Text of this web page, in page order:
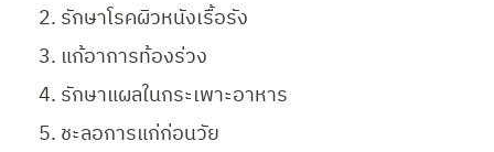
รักษาโรคผิวหนังเรื้อรัง
แก้อาการท้องร่วง
รักษาแผลในกระเพาะอาหาร
ชะลอการแก่ก่อนวัย